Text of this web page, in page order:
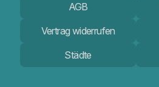
AGB
Vertrag widerrufen
Städte